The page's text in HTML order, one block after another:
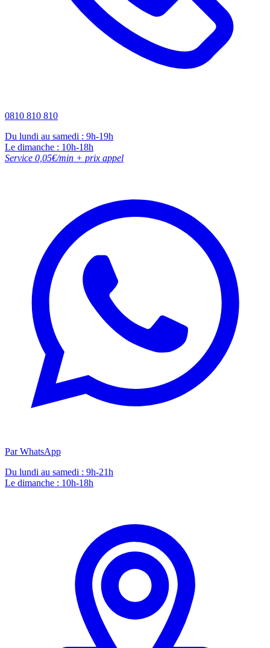
0810 810 810
Du lundi au samedi : 9h-19h
Le dimanche : 10h-18h
Service 0,05€/min + prix appel
Par WhatsApp
Du lundi au samedi : 9h-21h
Le dimanche : 10h-18h